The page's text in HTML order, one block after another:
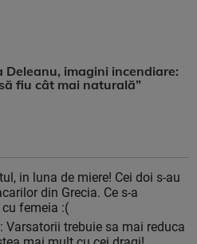
Deleanu, imagini incendiare:
fiu cât mai naturală”
in luna de miere! Cei doi s-au
din Grecia. Ce s-a
femeia :(
Varsatorii trebuie sa mai reduca